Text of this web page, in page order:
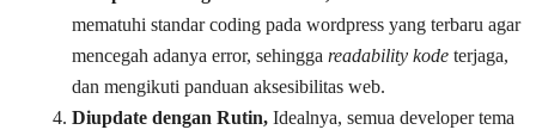
mematuhi standar coding pada wordpress yang terbaru agar
mencegah adanya error, sehingga readability kode terjaga,
dan mengikuti panduan aksesibilitas web.
Diupdate dengan Rutin, Idealnya, semua developer tema